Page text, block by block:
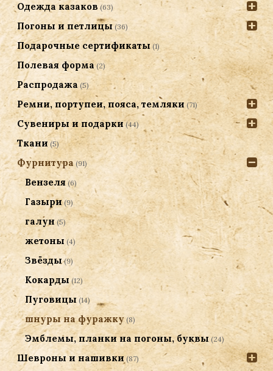
Одежда казаков (63)
Погоны и петлицы (36)
Подарочные сертификаты (1)
Полевая форма (2)
Распродажа (5)
Ремни, портупеи, пояса, темляки (71)
Сувениры и подарки (44)
Ткани (5)
Фурнитура (91)
Вензеля (6)
Газыри (9)
галун (5)
жетоны (4)
Звёзды (9)
Кокарды (12)
Пуговицы (14)
шнуры на фуражку (8)
Эмблемы, планки на погоны, буквы (24)
Шевроны и нашивки (87)